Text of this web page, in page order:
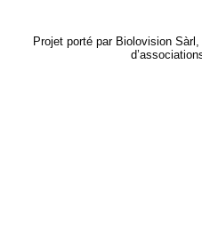
Projet porté par Biolovision